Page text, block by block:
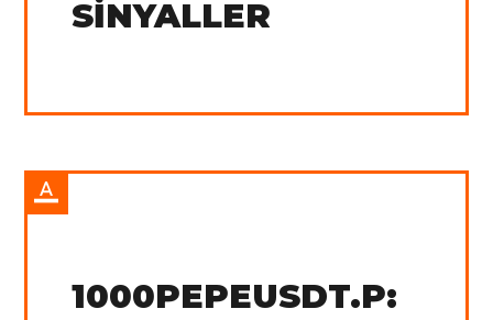
SINYALLER
1000PEPEUSDT.P: